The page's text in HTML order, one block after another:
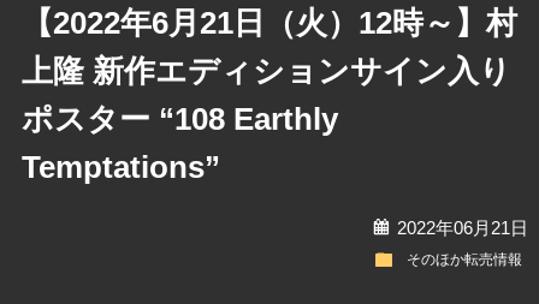
【2022年6月21日（火）12時～】村
上隆 新作エディションサイン入り
ポスター “108 Earthly
Temptations”
calendar2022年06月21日
folder そのほか転売情報